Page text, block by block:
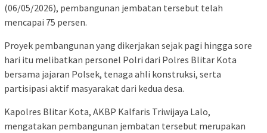
(06/05/2026), pembangunan jembatan tersebut telah
mencapai 75 persen.
Proyek pembangunan yang dikerjakan sejak pagi hingga sore
hari itu melibatkan personel Polri dari Polres Blitar Kota
bersama jajaran Polsek, tenaga ahli konstruksi, serta
partisipasi aktif masyarakat dari kedua desa.
Kapolres Blitar Kota, AKBP Kalfaris Triwijaya Lalo,
mengatakan pembangunan jembatan tersebut merupakan